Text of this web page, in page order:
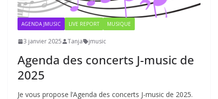
AGENDA JMUSIC LIVE REPORT MUSIQUE
3 janvier 2025 Tanja jmusic
Agenda des concerts J-music de
2025
Je vous propose l’Agenda des concerts J-music de 2025.